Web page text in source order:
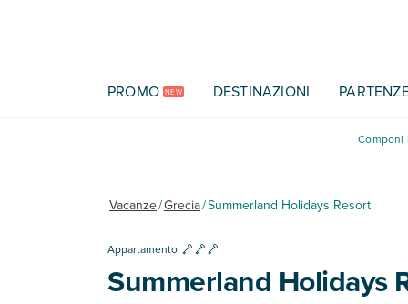
PROMO NEW DESTINAZIONI
Componi
Vacanze/Grecia/Summerland Holidays Resort
Appartamento
Summerland Holidays